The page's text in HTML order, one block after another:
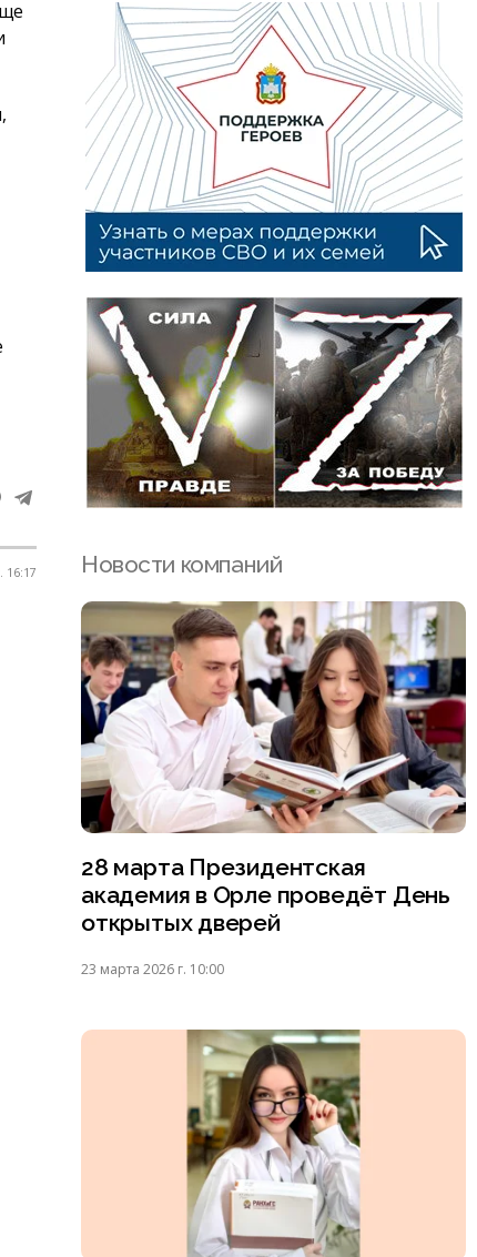
16:17 Новости компаний
28 марта Президентская
академия в Орле проведёт День
открытых дверей
23 марта 2026 г. 10:00